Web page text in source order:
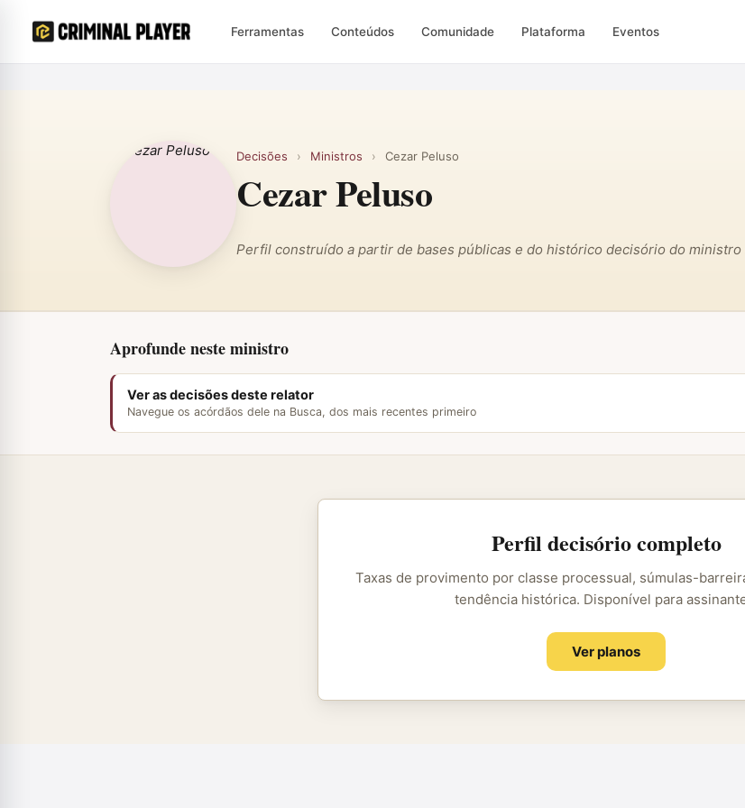
Ferramentas Conteúdos Comunidade Plataforma Eventos
Decisões › Ministros › Cezar Peluso
Cezar Peluso
Perfil construído a partir de bases públicas e do histórico decisório do ministro
Aprofunde neste ministro
Ver as decisões deste relator
Navegue os acórdãos dele na Busca, dos mais recentes primeiro
Perfil decisório completo
Taxas de provimento por classe processual, súmulas-
tendência histórica. Disponível para
Ver planos